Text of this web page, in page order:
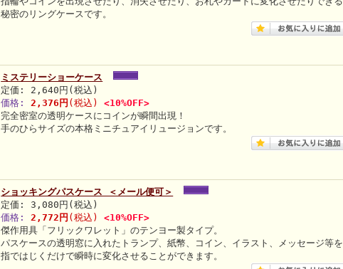
秘密のリングケースです。
ミステリーショーケース
定価: 2,640円(税込)
価格:2,376円 (税込)
<10%OFF>
完全密室の透明ケースにコインが瞬間出現！
手のひらサイズの本格ミニチュアイリュージョンです。
ショッキングパスケース ＜メール便可＞
定価: 3,080円(税込)
価格:2,772円 (税込)
<10%OFF>
傑作用具「フリックワレット」のテンヨー製タイプ。
パスケースの透明窓に入れたトランプ、紙幣、コイン、イラスト、メッセージ等を
指ではじくだけで瞬時に変化させることができます。